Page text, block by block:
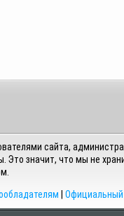
сайта,
Это значит, что мы не
Официальный